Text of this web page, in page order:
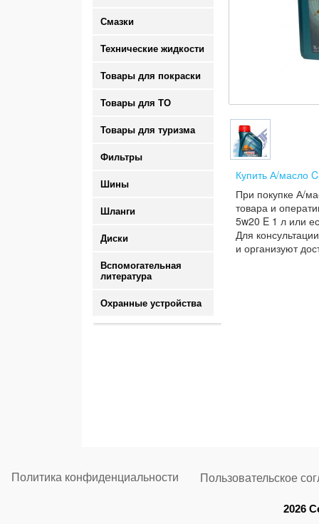
Смазки
Технические жидкости
Товары для покраски
Товары для ТО
Товары для туризма
Фильтры
Шины
Шланги
Диски
Вспомогательная
литература
Охранные устройства
Купить А/масло
При покупке А/
товара и
5w20 E 1 л или
Для
и организуют
Политика конфиденциальности Пользовательское
2026